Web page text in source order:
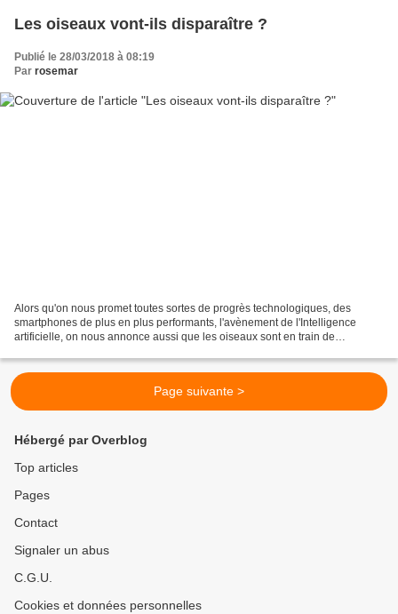
Les oiseaux vont-ils disparaître ?
Publié le 28/03/2018 à 08:19
Par rosemar
Alors qu'on nous promet toutes sortes de progrès technologiques, des
smartphones de plus en plus performants, l'avènement de l'Intelligence
artificielle, on nous annonce aussi que les oiseaux sont en train de
Page suivante >
Hébergé par Overblog
Top articles
Pages
Contact
Signaler un abus
C.G.U.
Cookies et données personnelles